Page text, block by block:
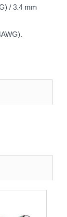
/ 3.4 mm